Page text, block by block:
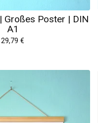
Großes Poster | DIN
A1
29,79€